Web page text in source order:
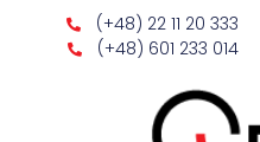
(+48) 22 11 20 333
(+48) 601 233 014